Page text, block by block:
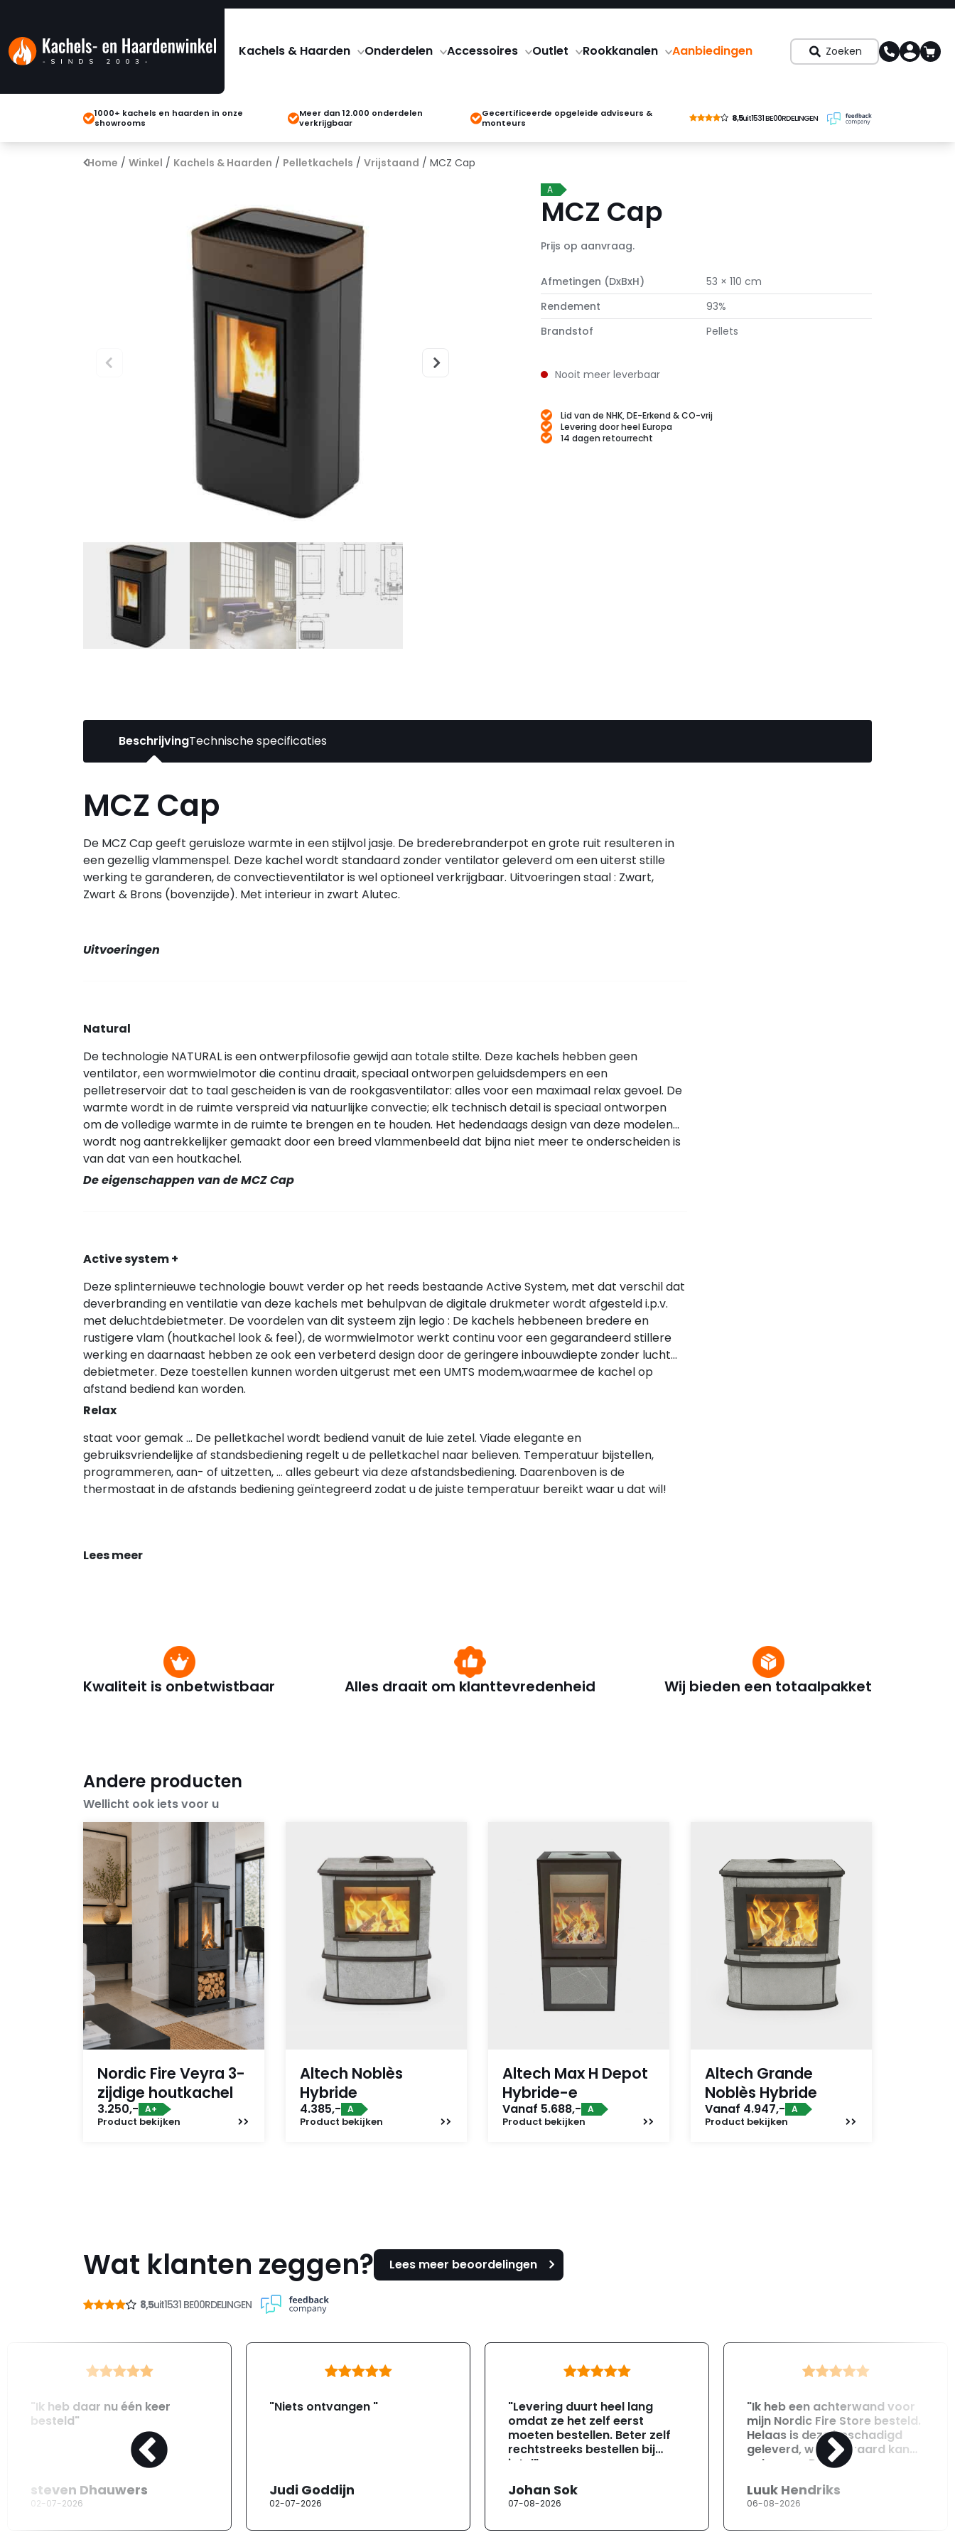
Kachels & Haarden Onderdelen Accessoires Outlet Rookkanalen Aanbiedingen Zoeken
1000+ kachels en haarden in onze
showrooms
Meer dan 12.000 onderdelen
verkrijgbaar
Gecertificeerde opgeleide adviseurs &
monteurs
8,5uit1531 BE00RDELINGEN
Home / Winkel / Kachels & Haarden / Pelletkachels / Vrijstaand / MCZ Cap
A
MCZ Cap
Prijs op aanvraag.
Afmetingen (DxBxH)
53 × 110 cm
Rendement
93%
Brandstof
Pellets
Nooit meer leverbaar
Lid van de NHK, DE-Erkend & CO-vrij
Levering door heel Europa
14 dagen retourrecht
BeschrijvingTechnische specificaties
MCZ Cap
De MCZ Cap geeft geruisloze warmte in een stijlvol jasje. De brederebranderpot en grote ruit resulteren in
een gezellig vlammenspel. Deze kachel wordt standaard zonder ventilator geleverd om een uiterst stille
werking te garanderen, de convectieventilator is wel optioneel verkrijgbaar. Uitvoeringen staal : Zwart,
Zwart & Brons (bovenzijde). Met interieur in zwart Alutec.
Uitvoeringen
Natural
De technologie NATURAL is een ontwerpfilosofie gewijd aan totale stilte. Deze kachels hebben geen
ventilator, een wormwielmotor die continu draait, speciaal ontworpen geluidsdempers en een
pelletreservoir dat to taal gescheiden is van de rookgasventilator: alles voor een maximaal relax gevoel. De
warmte wordt in de ruimte verspreid via natuurlijke convectie; elk technisch detail is speciaal ontworpen
om de volledige warmte in de ruimte te brengen en te houden. Het hedendaags design van deze modelen
wordt nog aantrekkelijker gemaakt door een breed vlammenbeeld dat bijna niet meer te onderscheiden is
van dat van een houtkachel.
De eigenschappen van de MCZ Cap
Active system +
Deze splinternieuwe technologie bouwt verder op het reeds bestaande Active System, met dat verschil dat
deverbranding en ventilatie van deze kachels met behulpvan de digitale drukmeter wordt afgesteld i.p.v.
met deluchtdebietmeter. De voordelen van dit systeem zijn legio : De kachels hebbeneen bredere en
rustigere vlam (houtkachel look & feel), de wormwielmotor werkt continu voor een gegarandeerd stillere
werking en daarnaast hebben ze ook een verbeterd design door de geringere inbouwdiepte zonder lucht
debietmeter. Deze toestellen kunnen worden uitgerust met een UMTS modem,waarmee de kachel op
afstand bediend kan worden.
Relax
staat voor gemak … De pelletkachel wordt bediend vanuit de luie zetel. Viade elegante en
gebruiksvriendelijke af standsbediening regelt u de pelletkachel naar believen. Temperatuur bijstellen,
programmeren, aan- of uitzetten, … alles gebeurt via deze afstandsbediening. Daarenboven is de
thermostaat in de afstands bediening geïntegreerd zodat u de juiste temperatuur bereikt waar u dat wil!
Lees meer
Kwaliteit is onbetwistbaar Alles draait om klanttevredenheid Wij bieden een totaalpakket
Andere producten
Wellicht ook iets voor u
Nordic Fire Veyra 3-
zijdige houtkachel
3.250,- A+
Product bekijken
Altech Noblès
Hybride
4.385,- A
Product bekijken
Altech Max H Depot
Hybride-e
Vanaf 5.688,- A
Product bekijken
Altech Grande
Noblès Hybride
Vanaf 4.947,- A
Product bekijken
Wat klanten zeggen? Lees meer beoordelingen
8,5uit1531 BE00RDELINGEN
"Ik heb daar nu één keer
besteld"
steven Dhauwers
02-07-2026
"Niets ontvangen "
Judi Goddijn
02-07-2026
"Levering duurt heel lang
omdat ze het zelf eerst
moeten bestellen. Beter zelf
rechtstreeks bestellen bij
jotul"
Johan Sok
07-08-2026
"Ik heb een achterwand voor
mijn Nordic Fire Store besteld.
Helaas is deze beschadigd
geleverd, wat uiteraard kan
gebeuren. Direct na
opgenomen met de
klantenservice. Helaas
erg moeizaam; tussen de e-
Luuk Hendriks
06-08-2026